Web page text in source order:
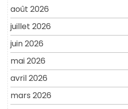
août 2026
juillet 2026
juin 2026
mai 2026
avril 2026
mars 2026